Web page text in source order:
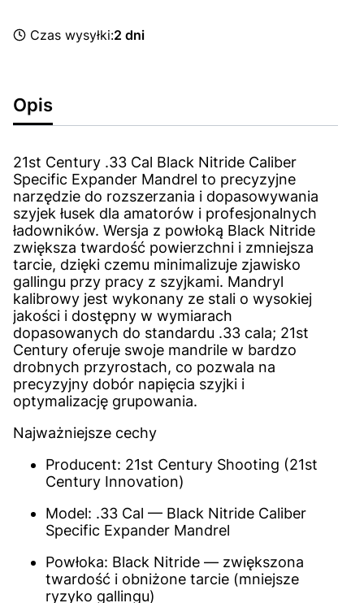
Czas wysyłki:2 dni
Opis
21st Century .33 Cal Black Nitride Caliber
Specific Expander Mandrel to precyzyjne
narzędzie do rozszerzania i dopasowywania
szyjek łusek dla amatorów i profesjonalnych
ładowników. Wersja z powłoką Black Nitride
zwiększa twardość powierzchni i zmniejsza
tarcie, dzięki czemu minimalizuje zjawisko
gallingu przy pracy z szyjkami. Mandryl
kalibrowy jest wykonany ze stali o wysokiej
jakości i dostępny w wymiarach
dopasowanych do standardu .33 cala; 21st
Century oferuje swoje mandrile w bardzo
drobnych przyrostach, co pozwala na
precyzyjny dobór napięcia szyjki i
optymalizację grupowania.
Najważniejsze cechy
Producent: 21st Century Shooting (21st
Century Innovation)
Model: .33 Cal — Black Nitride Caliber
Specific Expander Mandrel
Powłoka: Black Nitride — zwiększona
twardość i obniżone tarcie (mniejsze
ryzyko gallingu)